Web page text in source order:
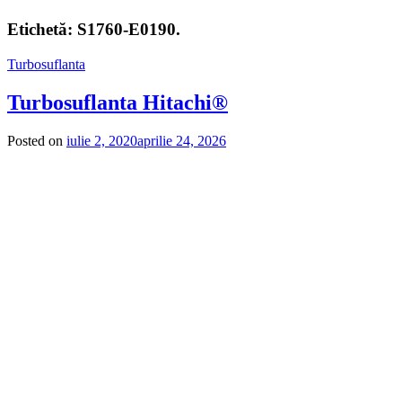
Etichetă: S1760-E0190.
Turbosuflanta
Turbosuflanta Hitachi®
Posted on iulie 2, 2020aprilie 24, 2026